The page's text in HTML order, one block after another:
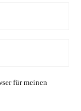
für meinen